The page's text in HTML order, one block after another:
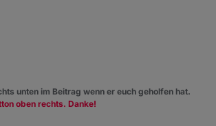
sind, Im Ping Adapter sind ja Namen
lassen.
unten im Beitrag wenn er euch geholfen hat.
oben rechts. Danke!